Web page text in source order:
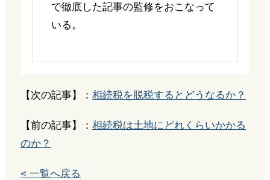
で徹底した記事の監修をおこなって
いる。
【次の記事】： 相続税を脱税するとどうなるか？
【前の記事】： 相続税は土地にどれくらいかかる
のか？
< 一覧へ戻る